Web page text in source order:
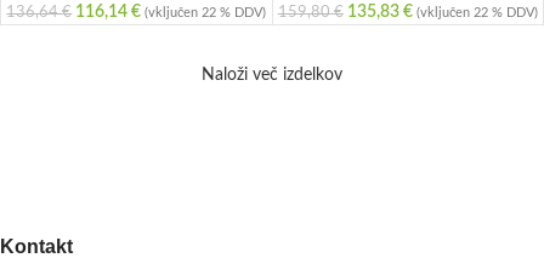
136,64€ 116,14€ (vključen 22 % DDV) 159,80€ 135,83 € (vključen 22 % DDV)
Naloži več izdelkov
Kontakt